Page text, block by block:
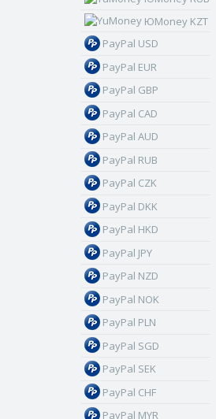
ЮMoney KZT
PayPal USD
PayPal EUR
PayPal GBP
PayPal CAD
PayPal AUD
PayPal RUB
PayPal CZK
PayPal DKK
PayPal HKD
PayPal JPY
PayPal NZD
PayPal NOK
PayPal PLN
PayPal SGD
PayPal SEK
PayPal CHF
PayPal MYR